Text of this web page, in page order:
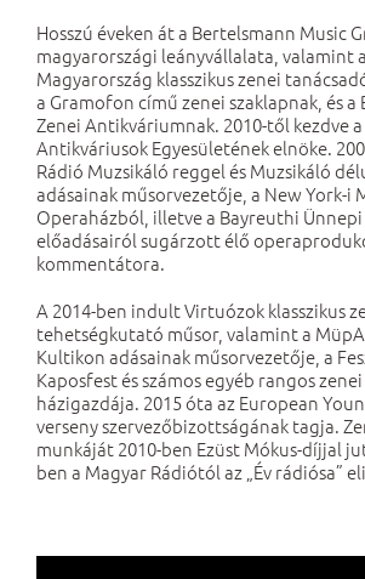
Hosszú éveken át a Bertelsmann Music
magyarországi leányvállalata, valamint
Magyarország klasszikus zenei
a Gramofon című zenei szaklapnak, és a
Zenei Antikváriumnak. 2010-től kezdve
Antikváriusok Egyesületének elnöke.
Rádió Muzsikáló reggel és Muzsikáló
adásainak műsorvezetője, a New York-
Operaházból, illetve a Bayreuthi
előadásairól sugárzott élő
kommentátora.
A 2014-ben indult Virtuózok klasszikus
tehetségkutató műsor, valamint a
Kultikon adásainak műsorvezetője, a
Kaposfest és számos egyéb rangos
házigazdája. 2015 óta az European
verseny szervezőbizottságának tagja.
munkáját 2010-ben Ezüst Mókus-díjjal
ben a Magyar Rádiótól az „Év rádiósa”